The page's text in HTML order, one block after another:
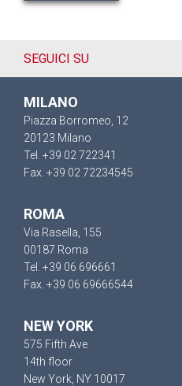
SEGUICI SU
MILANO
Piazza Borromeo, 12
20123 Milano
Tel. +39 02 722341
Fax. +39 02 72234545
ROMA
Via Rasella, 155
00187 Roma
Tel. +39 06 696661
Fax. +39 06 69666544
NEW YORK
575 Fifth Ave
14th floor
New York, NY 10017